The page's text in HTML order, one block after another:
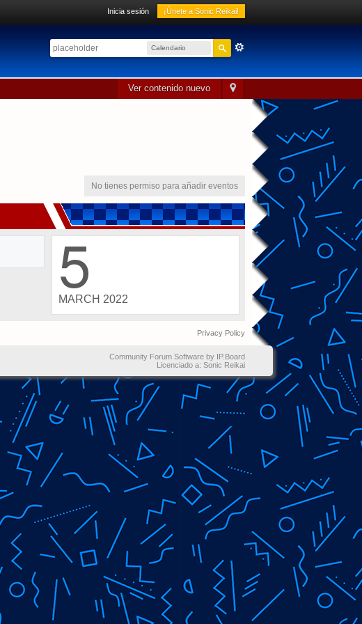
Inicia sesión ¡Únete a Sonic Reikai!
Calendario
sónico
Ver contenido nuevo
No tienes permiso para añadir eventos
5
MARCH 2022
Privacy Policy
Community Forum Software by IP.Board
Licenciado a: Sonic Reikai